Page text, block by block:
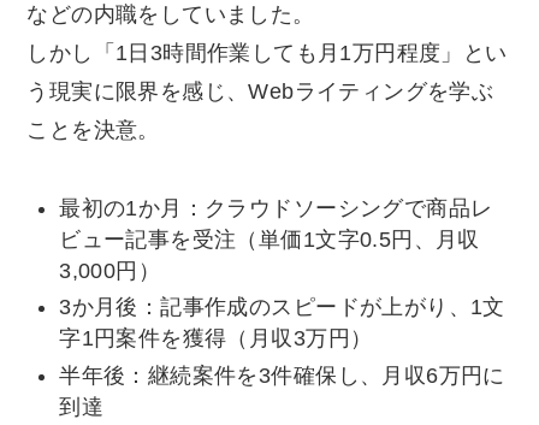
などの内職をしていました。
しかし「1日3時間作業しても月1万円程度」とい
う現実に限界を感じ、Webライティングを学ぶ
ことを決意。
最初の1か月：クラウドソーシングで商品レ
ビュー記事を受注（単価1文字0.5円、月収
3,000円）
3か月後：記事作成のスピードが上がり、1文
字1円案件を獲得（月収3万円）
半年後：継続案件を3件確保し、月収6万円に
到達